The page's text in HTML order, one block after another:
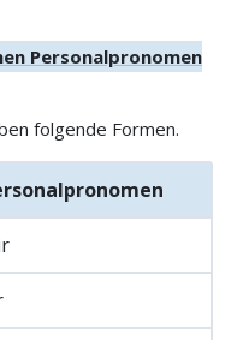
Personalpronomen
folgende Formen.